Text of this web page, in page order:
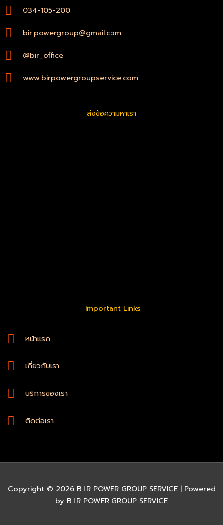
034-105-200
bir.powergroup@gmail.com
@bir_office
www.birpowergroupservice.com
ส่งข้อความหาเรา
Important Links
หน้าแรก
เกี่ยวกับเรา
บริการของเรา
ติดต่อเรา
Copyright © 2026 B.I.R POWER GROUP SERVICE | Powered
by B.I.R POWER GROUP SERVICE